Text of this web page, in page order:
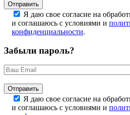
Я даю свое согласие на
и соглашаюсь с условиями и
конфиденциальности.
Забыли пароль?
Я даю свое согласие на
и соглашаюсь с условиями и